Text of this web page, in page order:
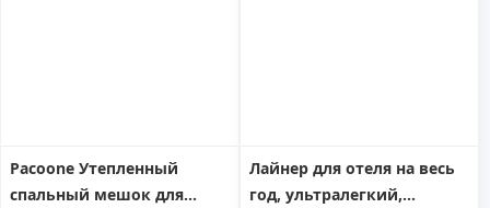
Pacoone Утепленный
спальный мешок для
Лайнер для отеля на весь
год, ультралегкий,